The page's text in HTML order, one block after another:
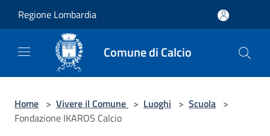
Regione Lombardia
Comune di Calcio
Home > Vivere il Comune > Luoghi > Scuola >
Fondazione IKAROS Calcio